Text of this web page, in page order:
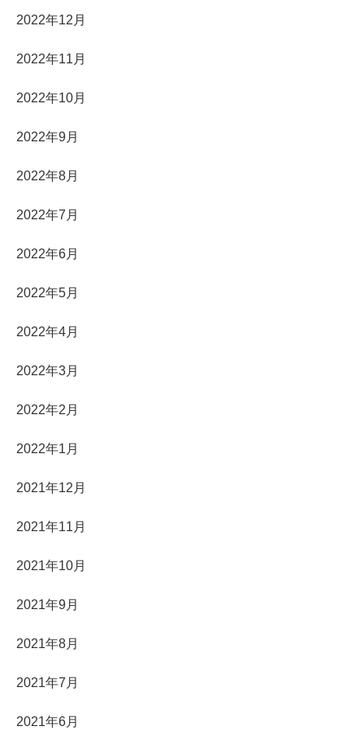
2022年12月
2022年11月
2022年10月
2022年9月
2022年8月
2022年7月
2022年6月
2022年5月
2022年4月
2022年3月
2022年2月
2022年1月
2021年12月
2021年11月
2021年10月
2021年9月
2021年8月
2021年7月
2021年6月